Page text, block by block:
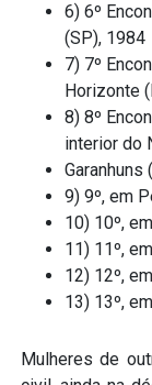
6) 6º
(SP), 1984
7) 7º
Horizonte
8) 8º
interior do
Garanhuns
9) 9º, em
10) 10º,
11) 11º,
12) 12º,
13) 13º,
Mulheres de